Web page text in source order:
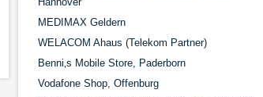
MEDIMAX Geldern
WELACOM Ahaus (Telekom Partner)
Benni‚s Mobile Store, Paderborn
Vodafone Shop, Offenburg